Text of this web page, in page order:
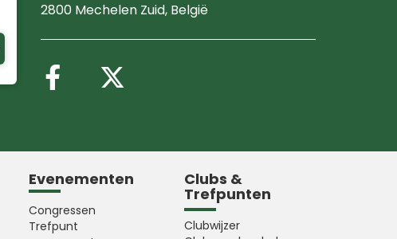
2800 Mechelen Zuid, België
Volg ons op Facebook
Evenementen
Congressen
Trefpunt
Clubs &
Trefpunten
Clubwijzer